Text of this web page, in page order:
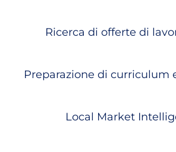
Ricerca di offerte di
Preparazione di curriculum
Local Market